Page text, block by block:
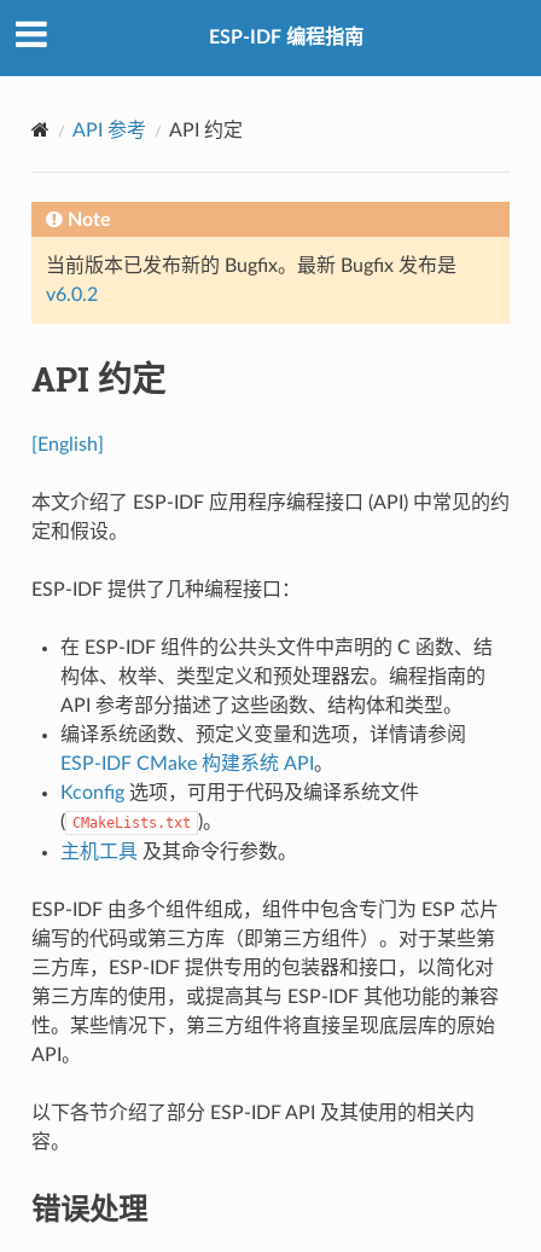
ESP-IDF 编程指南
API 参考 API 约定
Note
当前版本已发布新的 Bugfix。最新 Bugfix 发布是
v6.0.2
API 约定
[English]
本文介绍了 ESP-IDF 应用程序编程接口 (API) 中常见的约
定和假设。
ESP-IDF 提供了几种编程接口：
在 ESP-IDF 组件的公共头文件中声明的 C 函数、结
构体、枚举、类型定义和预处理器宏。编程指南的
API 参考部分描述了这些函数、结构体和类型。
编译系统函数、预定义变量和选项，详情请参阅
ESP-IDF CMake 构建系统 API 。
Kconfig选项，可用于代码及编译系统文件
( CMakeLists.txt )。
主机工具及其命令行参数。
ESP-IDF 由多个组件组成，组件中包含专门为 ESP 芯片
编写的代码或第三方库（即第三方组件）。对于某些第
三方库，ESP-IDF 提供专用的包装器和接口，以简化对
第三方库的使用，或提高其与 ESP-IDF 其他功能的兼容
性。某些情况下，第三方组件将直接呈现底层库的原始
API。
以下各节介绍了部分 ESP-IDF API 及其使用的相关内
容。
错误处理